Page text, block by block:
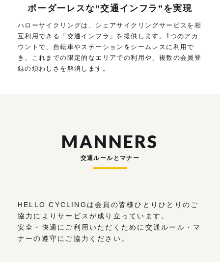
ボーダーレスな”交通インフラ”を実現
ハローサイクリングは、シェアサイクリングサービスを相
互利用できる「交通インフラ」を提供します。1つのアカ
ウントで、自転車やステーションをシームレスに利用で
き、これまでの限定的なエリアでの利用や、複数の会員登
録の煩わしさを解消します。
MANNERS
交通ルールとマナー
HELLO CYCLINGは会員の皆様ひとりひとりのご
協力によりサービスが成り立っています。
安全・快適にご利用いただくために交通ルール・マ
ナーの遵守にご協力ください。